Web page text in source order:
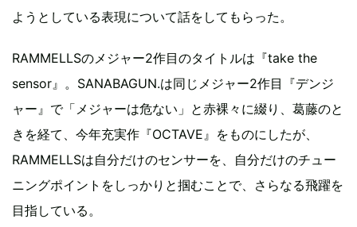
ようとしている表現について話をしてもらった。
RAMMELLSのメジャー2作目のタイトルは『take the
sensor』。SANABAGUN.は同じメジャー2作目『デンジ
ャー』で「メジャーは危ない」と赤裸々に綴り、葛藤のと
きを経て、今年充実作『OCTAVE』をものにしたが、
RAMMELLSは自分だけのセンサーを、自分だけのチュー
ニングポイントをしっかりと掴むことで、さらなる飛躍を
目指している。